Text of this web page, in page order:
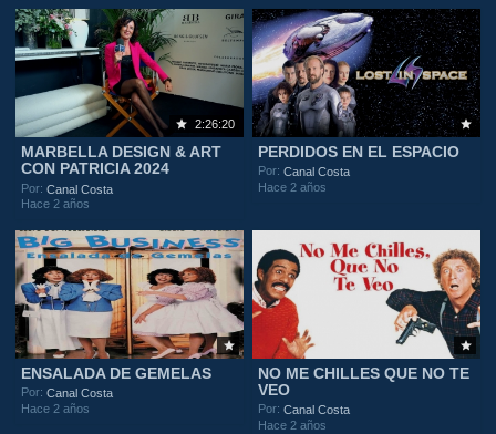
2:26:20
MARBELLA DESIGN & ART
CON PATRICIA 2024
Por:Canal Costa
Hace 2 años
PERDIDOS EN EL ESPACIO
Por:Canal Costa
Hace 2 años
ENSALADA DE GEMELAS
Por:Canal Costa
Hace 2 años
NO ME CHILLES QUE NO TE
VEO
Por:Canal Costa
Hace 2 años